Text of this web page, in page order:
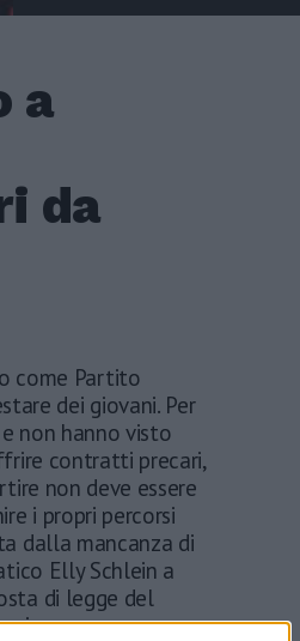
a
da
come Partito
dei giovani. Per
non hanno visto
contratti precari,
non deve essere
i propri percorsi
dalla mancanza di
Elly Schlein a
di legge del